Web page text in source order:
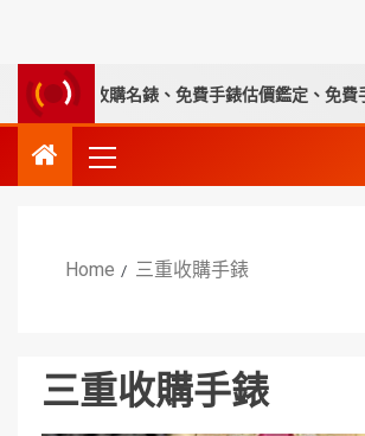
｜高價收購名錶、免費手錶估價鑑定、免費手
Home 三重收購手錶
三重收購手錶